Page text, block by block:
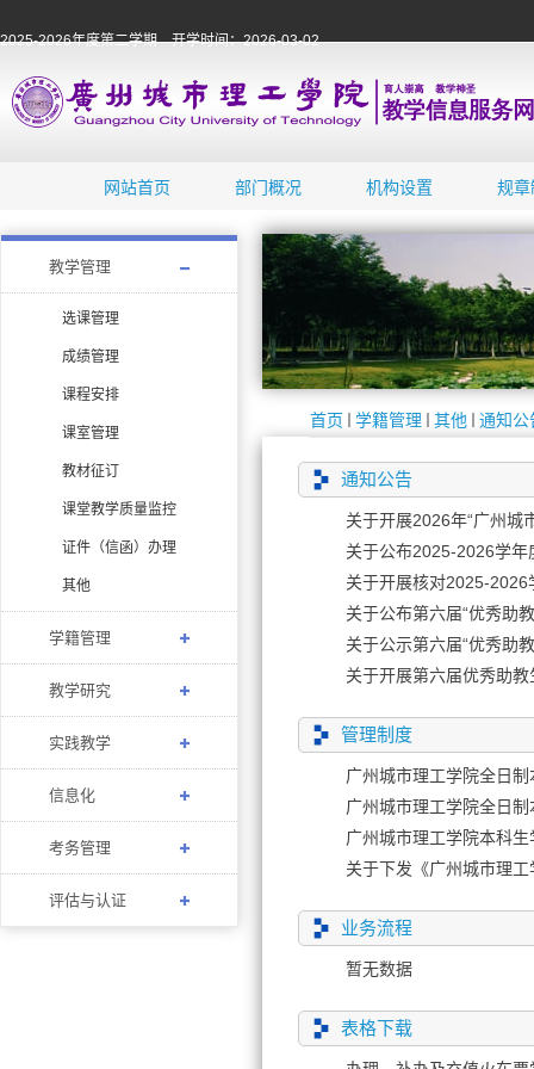
2025-2026年度第二学期 开学时间：2026-03-02
网站首页 部门概况 机构设置 规章
教学管理
选课管理
成绩管理
课程安排
课室管理
教材征订
课堂教学质量监控
证件（信函）办理
其他
学籍管理
教学研究
实践教学
信息化
考务管理
评估与认证
首页 学籍管理 其他 通知公
通知公告
关于开展2026年“广州城
关于公布2025-2026学
关于开展核对2025-
关于公布第六届“优秀助
关于公示第六届“优秀助
关于开展第六届优秀助
管理制度
广州城市理工学院全日
广州城市理工学院全日
广州城市理工学院本科
关于下发《广州城市理
业务流程
暂无数据
表格下载